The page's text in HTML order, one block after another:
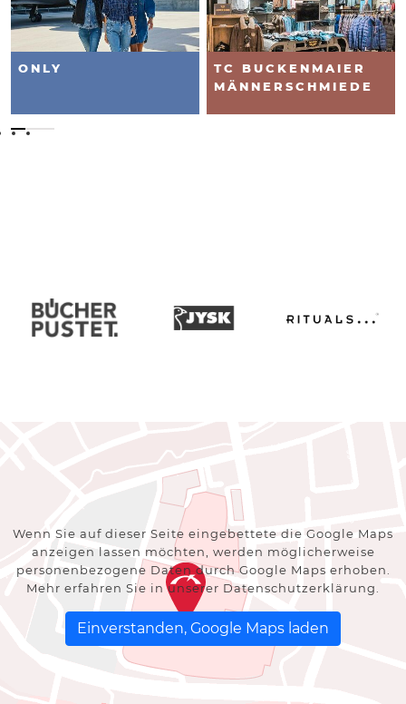
TC BUCKENMAIER
MÄNNERSCHMIEDE
S.OLIVER
Wenn Sie auf dieser Seite eingebettete die Google Maps
anzeigen lassen möchten, werden möglicherweise
personenbezogene Daten durch Google Maps erhoben.
Mehr erfahren Sie in unserer Datenschutzerklärung
Einverstanden, Google Maps laden